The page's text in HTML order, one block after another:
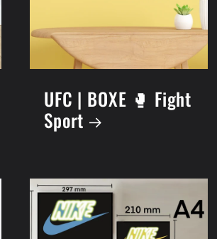
UFC | BOXE 🥊 Fight
Sport